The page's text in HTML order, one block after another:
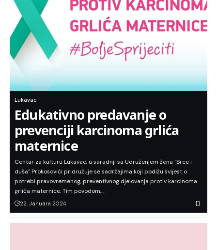
Lukavac
Edukativno predavanje o
prevenciji karcinoma grlića
maternice
Centar za kulturu Lukavac, u saradnji sa Udruženjem žena "Srce i
duša" Prokosovići pridružuje se sadržajima koji podižu svijest o
potrebi pravovremenog, preventivnog djelovanja protiv karcinoma
grlića maternice. Tim povodom,…
22. Januara 2024.